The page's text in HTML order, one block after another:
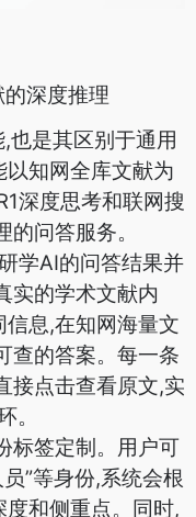
深度推理
也是其区别于通用
知网全库文献为
深度思考和联网搜
问答服务。
学AI的问答结果并
实的学术文献内
息,在知网海量文
查的答案。每一条
接点击查看原文,实
。
标签定制。用户可
”等身份,系统会根
和侧重点。同时,